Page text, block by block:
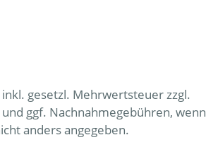
gesetzl. Mehrwertsteuer zzgl.
und ggf. Nachnahmegebühren, wenn
anders angegeben.